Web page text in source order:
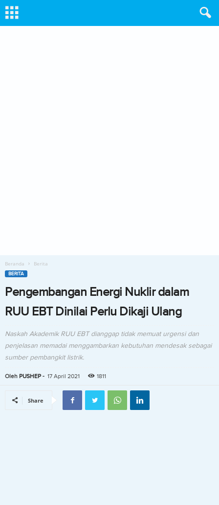
Beranda Berita
BERITA
Pengembangan Energi Nuklir dalam
RUU EBT Dinilai Perlu Dikaji Ulang
Naskah Akademik RUU EBT dianggap tidak memuat urgensi dan
penjelasan memadai menggambarkan kebutuhan mendesak sebagai
sumber pembangkit listrik.
Oleh PUSHEP - 17 April 2021 1811
Share